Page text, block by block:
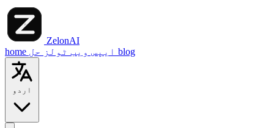
ZelonAI
home
ایپس ویب ٹولز blog
اردو